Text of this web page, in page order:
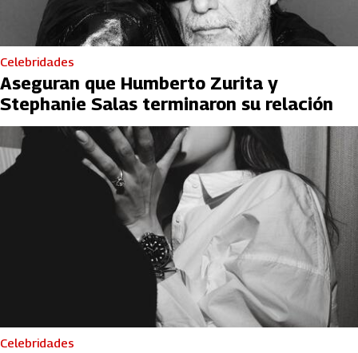
Celebridades
Aseguran que Humberto Zurita y
Stephanie Salas terminaron su relación
Celebridades